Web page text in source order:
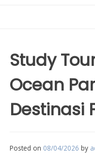
Study
Ocean
Destinasi
Posted on 08/04/2026 by